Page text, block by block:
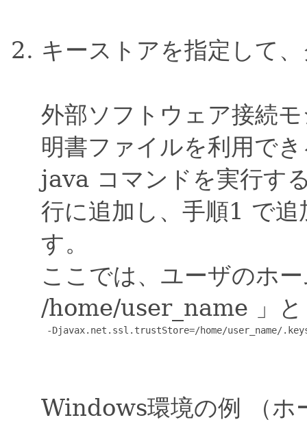
キーストアを指定して
外部ソフトウェア接続
明書ファイルを利用で
java コマンドを実行す
行に追加し、手順1 で
す。
ここでは、ユーザのホ
/home/user_name 」と
-Djavax.net.ssl.trustStore=/home/user_name/
Windows環境の例 （ホ